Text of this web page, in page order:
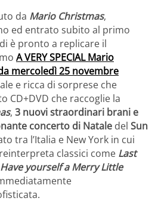
da Mario Christmas,
ed entrato subito al primo
è pronto a replicare il
A VERY SPECIAL Mario
mercoledì 25 novembre
e ricca di sorprese che
CD+DVD che raccoglie la
, 3 nuovi straordinari brani e
concerto di Natale del Sun
tra l’Italia e New York in cui
classici come Last
yourself a Merry Little